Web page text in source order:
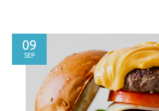
09
SEP